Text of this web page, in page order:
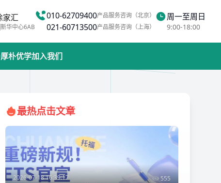
家汇
新华中心6AB
010-62709400产品服务咨询（北京）
021-60713500产品服务咨询（上海）
周一至周日
9:00-18:00
朴优学加入我们
最热点击文章
2026-07-18 16:39:17 555